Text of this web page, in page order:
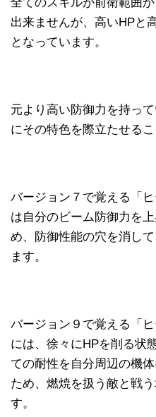
出来ませんが、高いHPと
となっています。
元より高い防御力を持っ
にその特色を際立たせるこ
バージョン７で覚える「
は自分のビーム防御力を
め、防御性能の穴を消し
ます。
バージョン９で覚える「
には、徐々にHPを削る状
ての耐性を自分周辺の機
ため、燃焼を扱う敵と戦
す。